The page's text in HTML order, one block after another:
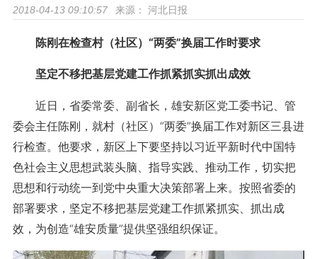
2018-04-13 09:10:57 来源： 河北日报
陈刚在检查村（社区）“两委”换届工作时要求
坚定不移把基层党建工作抓紧抓实抓出成效
近日，省委常委、副省长，雄安新区党工委书记、管
委会主任陈刚，就村（社区）“两委”换届工作对新区三县进
行检查。他要求，新区上下要坚持以习近平新时代中国特
色社会主义思想武装头脑、指导实践、推动工作，切实把
思想和行动统一到党中央重大决策部署上来。按照省委的
部署要求，坚定不移把基层党建工作抓紧抓实、抓出成
效，为创造“雄安质量”提供坚强组织保证。